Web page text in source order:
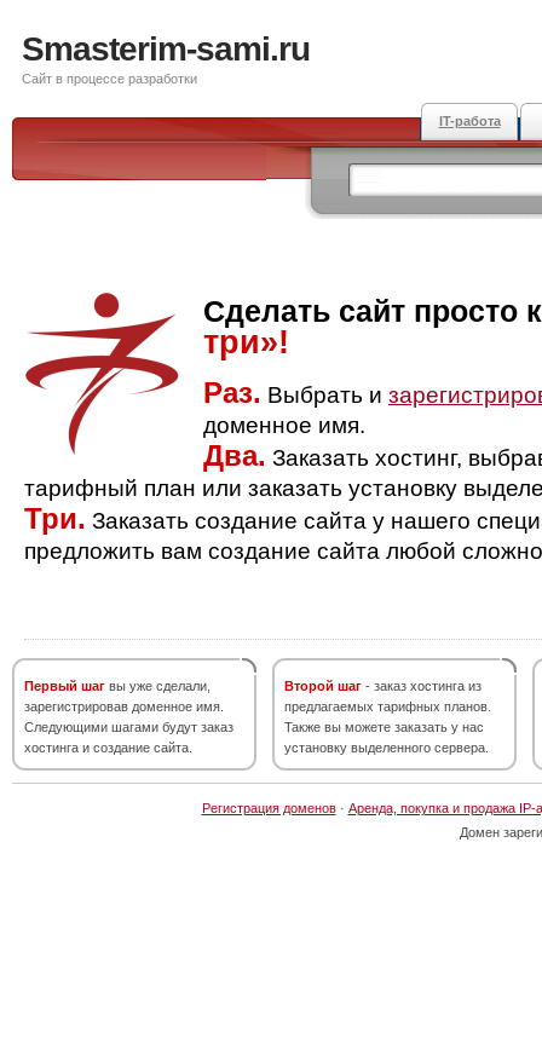
Smasterim-sami.ru
Сайт в процессе разработки
IT-работа
Сделать сайт просто
три»!
Раз. Выбрать и
доменное имя.
Два. Заказать хостинг,
тарифный план или заказать установку
Три. Заказать создание сайта у нашего
предложить вам создание сайта любой
Первый шаг вы уже сделали,
зарегистрировав доменное имя.
Следующими шагами будут заказ
хостинга и создание сайта.
Второй шаг - заказ хостинга из
предлагаемых тарифных планов.
Также вы можете заказать у нас
установку выделенного сервера.
Регистрация доменов· Аренда, покупка и продажа IP-
Домен